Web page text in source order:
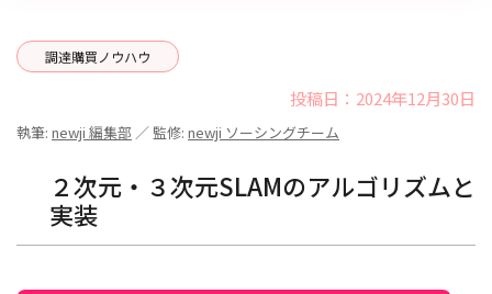
調達購買ノウハウ
投稿日：2024年12月30日
執筆: newji 編集部 ／ 監修: newji ソーシングチーム
２次元・３次元SLAMのアルゴリズムと
実装